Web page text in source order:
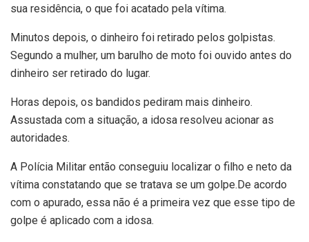
sua residência, o que foi acatado pela vítima.
Minutos depois, o dinheiro foi retirado pelos golpistas.
Segundo a mulher, um barulho de moto foi ouvido antes do
dinheiro ser retirado do lugar.
Horas depois, os bandidos pediram mais dinheiro.
Assustada com a situação, a idosa resolveu acionar as
autoridades.
A Polícia Militar então conseguiu localizar o filho e neto da
vítima constatando que se tratava se um golpe.De acordo
com o apurado, essa não é a primeira vez que esse tipo de
golpe é aplicado com a idosa.